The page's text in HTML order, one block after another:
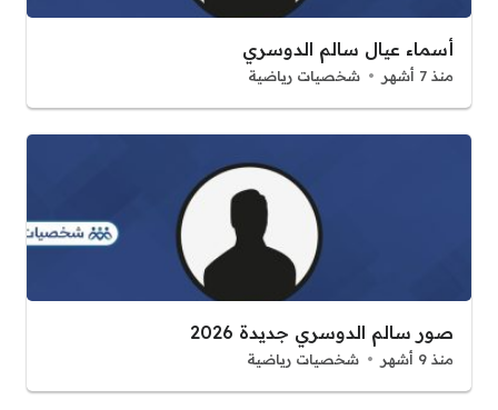
أسماء عيال سالم الدوسري
منذ 7 أشهر شخصيات رياضية
صور سالم الدوسري جديدة 2026
منذ 9 أشهر شخصيات رياضية